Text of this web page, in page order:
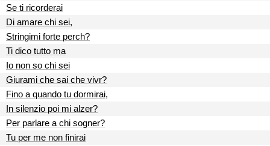
Se ti ricorderai
Di amare chi sei,
Stringimi forte perch?
Ti dico tutto ma
Io non so chi sei
Giurami che sai che vivr?
Fino a quando tu dormirai,
In silenzio poi mi alzer?
Per parlare a chi sogner?
Tu per me non finirai